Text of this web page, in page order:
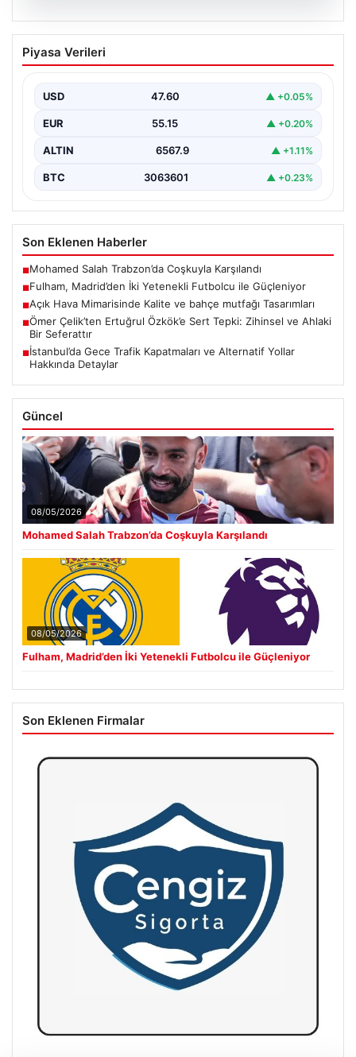
05.08.2026
Fulham, Madrid’den İki Yetenekli
Futbolcu ile Güçleniyor
döneminde önemli bir hamle yaparak İspanya'nın
köklü…
Piyasa Verileri
USD 47.60 ▲ +0.05%
EUR 55.15 ▲ +0.20%
ALTIN 6567.9 ▲ +1.11%
BTC 3063601 ▲ +0.23%
Son Eklenen Haberler
■Mohamed Salah Trabzon’da Coşkuyla Karşılandı
■Fulham, Madrid’den İki Yetenekli Futbolcu ile Güçleniyor
■Açık Hava Mimarisinde Kalite ve bahçe mutfağı Tasarımları
■Ömer Çelik’ten Ertuğrul Özkök’e Sert Tepki: Zihinsel ve Ahlaki
Bir Seferattır
■İstanbul’da Gece Trafik Kapatmaları ve Alternatif Yollar
Hakkında Detaylar
Güncel
08/05/2026
Mohamed Salah Trabzon’da Coşkuyla Karşılandı
08/05/2026
Fulham, Madrid’den İki Yetenekli Futbolcu ile Güçleniyor
Son Eklenen Firmalar